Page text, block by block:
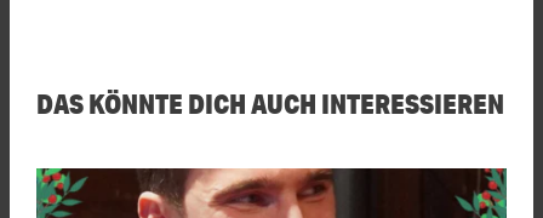
DAS KÖNNTE DICH AUCH INTERESSIEREN